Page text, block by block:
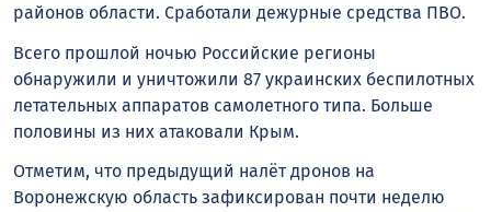
районов области. Сработали дежурные средства ПВО.
Всего прошлой ночью Российские регионы
обнаружили и уничтожили 87 украинских беспилотных
летательных аппаратов самолетного типа. Больше
половины из них атаковали Крым.
Отметим, что предыдущий налёт дронов на
Воронежскую область зафиксирован почти неделю